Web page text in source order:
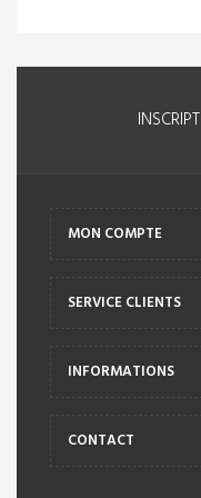
MON COMPTE
SERVICE CLIENTS
INFORMATIONS
CONTACT